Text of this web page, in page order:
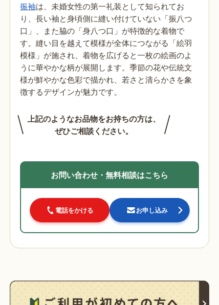
振袖は、未婚女性の第一礼装として知られてお
り、長い袖と身頃側に縫い付けていない「振八つ
口」、また脇の「身八つ口」が特徴的な着物で
す。縫い目を越えて模様が全体につながる「絵羽
模様」が施され、着物を広げると一枚の絵画のよ
うに華やかな柄が展開します。季節の花や伝統文
様が鮮やかな色彩で描かれ、若さと清らかさを象
徴するデザインが魅力です。
上記のようなお品物をお持ちの方は、
ぜひご相談ください。
お問い合わせ・無料相談はこちら
電話をかける お申し込み